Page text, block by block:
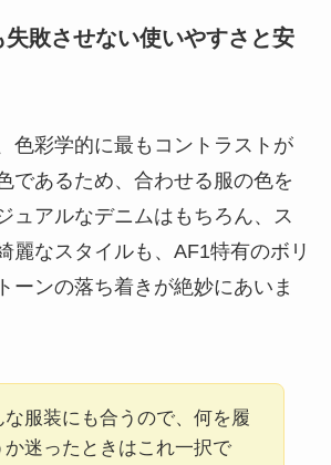
敗させない使いやすさと安
色彩学的に最もコントラストが
であるため、合わせる服の色を
ュアルなデニムはもちろん、ス
麗なスタイルも、AF1特有のボリ
ーンの落ち着きが絶妙にあいま
な服装にも合うので、何を履
か迷ったときはこれ一択で